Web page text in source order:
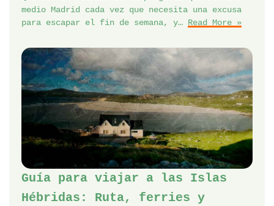
medio Madrid cada vez que necesita una excusa
para escapar el fin de semana, y… Read More »
Guía para viajar a las Islas
Hébridas: Ruta, ferries y